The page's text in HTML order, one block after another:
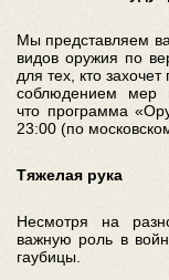
Мы представляем
видов оружия по
для тех, кто
соблюдением мер
что программа
23:00 (по
Тяжелая рука
Несмотря на
важную роль в
гаубицы.